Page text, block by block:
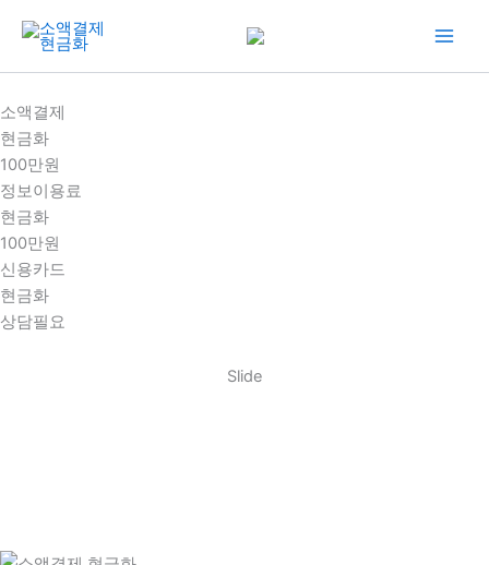
건
너
뛰
기
소액결제
현금화
100만원
정보이용료
현금화
100만원
신용카드
현금화
상담필요
Slide